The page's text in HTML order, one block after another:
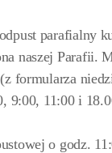
parafialny
naszej Parafii.
formularza
9:00, 11:00 i
owej o godz.